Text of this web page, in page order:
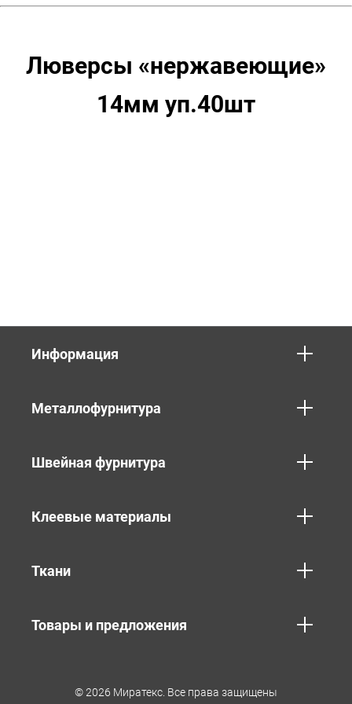
Люверсы «нержавеющие»
14мм уп.40шт
Информация
Металлофурнитура
Швейная фурнитура
Клеевые материалы
Ткани
Товары и предложения
© 2026 Миратекс. Все права защищены